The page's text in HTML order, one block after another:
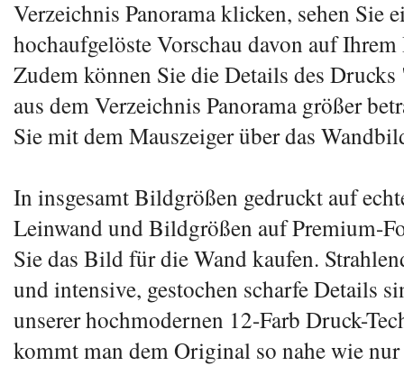
Verzeichnis Panorama klicken, sehen Sie
hochaufgelöste Vorschau davon auf
Zudem können Sie die Details des
aus dem Verzeichnis Panorama größer
Sie mit dem Mauszeiger über das
In insgesamt Bildgrößen gedruckt auf
Leinwand und Bildgrößen auf Premium-
Sie das Bild für die Wand kaufen.
und intensive, gestochen scharfe Details
unserer hochmodernen 12-Farb Druck-
kommt man dem Original so nahe wie